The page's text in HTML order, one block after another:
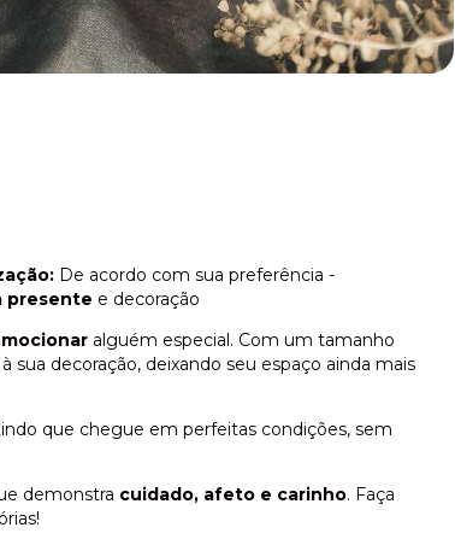
De acordo com sua preferência -
presente e decoração
alguém especial. Com um tamanho
sua decoração, deixando seu espaço ainda mais
que chegue em perfeitas condições, sem
demonstra cuidado, afeto e carinho. Faça